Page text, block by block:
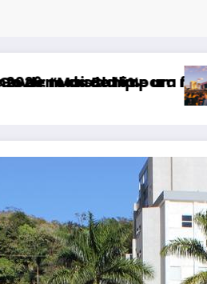
neste domingo (9)
criar um encontro
2026 transforma